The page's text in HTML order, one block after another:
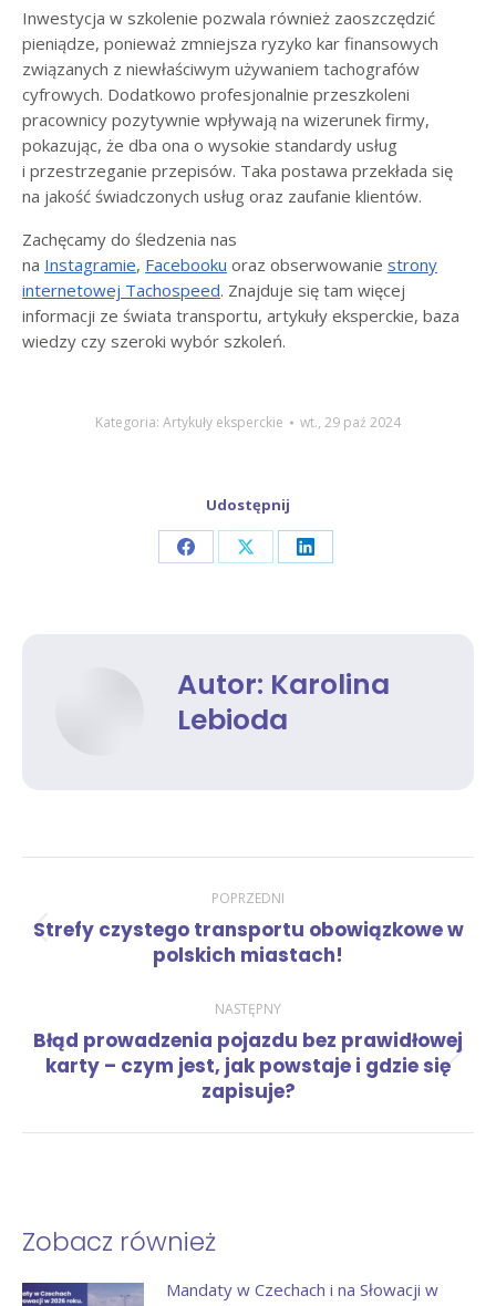
Inwestycja w szkolenie pozwala również zaoszczędzić
pieniądze, ponieważ zmniejsza ryzyko kar finansowych
związanych z niewłaściwym używaniem tachografów
cyfrowych. Dodatkowo profesjonalnie przeszkoleni
pracownicy pozytywnie wpływają na wizerunek firmy,
pokazując, że dba ona o wysokie standardy usług
i przestrzeganie przepisów. Taka postawa przekłada się
na jakość świadczonych usług oraz zaufanie klientów.
Zachęcamy do śledzenia nas
na Instagramie, Facebooku oraz obserwowanie strony
internetowej Tachospeed. Znajduje się tam więcej
informacji ze świata transportu, artykuły eksperckie, baza
wiedzy czy szeroki wybór szkoleń.
Kategoria: Artykuły eksperckie wt., 29 paź 2024
Udostępnij
Share Share Share
Autor: Karolina
Lebioda
Nawigacja
wpisów
POPRZEDNI
Poprzedni
wpis:
Strefy czystego transportu obowiązkowe w
polskich miastach!
NASTĘPNY
Następny
wpis:
Błąd prowadzenia pojazdu bez prawidłowej
karty – czym jest, jak powstaje i gdzie się
zapisuje?
Zobacz również
Mandaty w Czechach i na Słowacji w